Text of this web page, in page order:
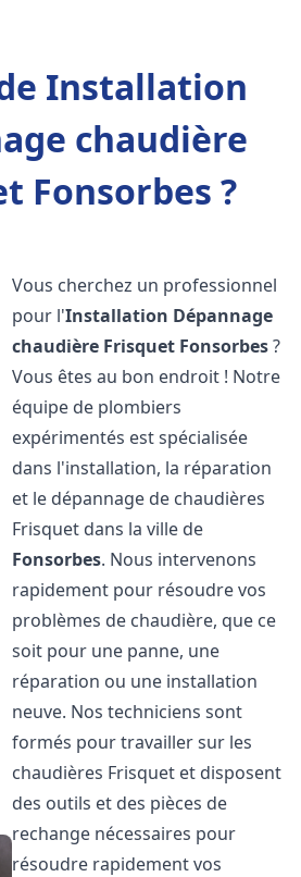
Installation
chaudière
Fonsorbes ?
Vous cherchez un professionnel
pour l'Installation Dépannage
chaudière Frisquet Fonsorbes?
Vous êtes au bon endroit ! Notre
équipe de plombiers
expérimentés est spécialisée
dans l'installation, la réparation
et le dépannage de chaudières
Frisquet dans la ville de
Fonsorbes. Nous intervenons
rapidement pour résoudre vos
problèmes de chaudière, que ce
soit pour une panne, une
réparation ou une installation
neuve. Nos techniciens sont
formés pour travailler sur les
chaudières Frisquet et disposent
des outils et des pièces de
rechange nécessaires pour
résoudre rapidement vos